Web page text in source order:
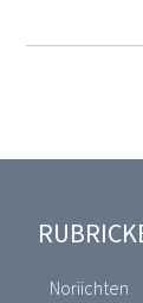
Noriichten